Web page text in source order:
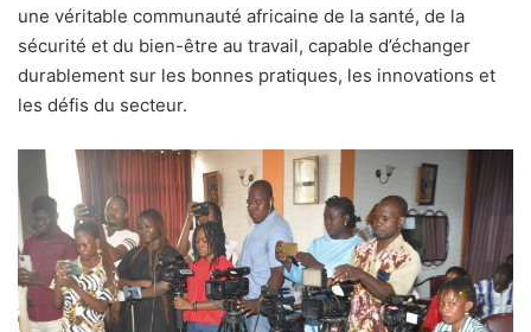
une véritable communauté africaine de la santé, de la
sécurité et du bien-être au travail, capable d’échanger
durablement sur les bonnes pratiques, les innovations et
les défis du secteur.